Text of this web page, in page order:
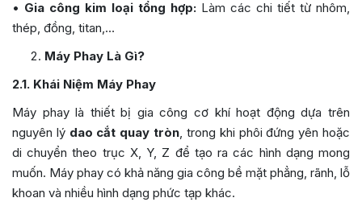
• Gia công kim loại tổng hợp: Làm các chi tiết từ nhôm,
thép, đồng, titan,…
Máy Phay Là Gì?
2.1. Khái Niệm Máy Phay
Máy phay là thiết bị gia công cơ khí hoạt động dựa trên
nguyên lý dao cắt quay tròn, trong khi phôi đứng yên hoặc
di chuyển theo trục X, Y, Z để tạo ra các hình dạng mong
muốn. Máy phay có khả năng gia công bề mặt phẳng, rãnh, lỗ
khoan và nhiều hình dạng phức tạp khác.